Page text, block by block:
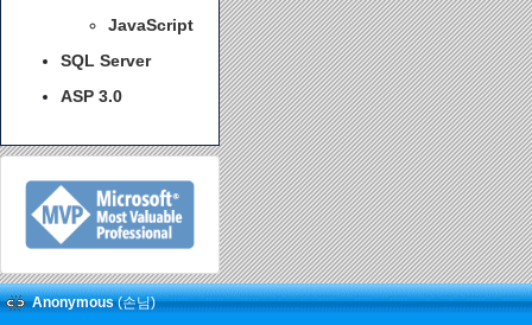
JavaScript
SQL Server
ASP 3.0
Anonymous(손님)